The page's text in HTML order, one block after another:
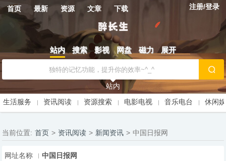
首页 最新 资源 文章 下载 注册/登录
站内 搜索 影视 网盘 磁力 展开
站内
生活服务
资讯阅读 资源搜索 电影电视 音乐电台 休闲
当前位置: 首页 > 资讯阅读 > 新闻资讯 > 中国日报网
网址名称
中国日报网